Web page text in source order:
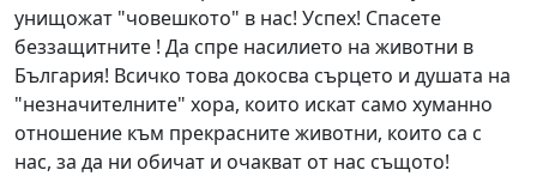
унищожат "човешкото" в нас! Успех! Спасете
беззащитните ! Да спре насилието на животни в
България! Всичко това докосва сърцето и душата на
"незначителните" хора, които искат само хуманно
отношение към прекрасните животни, които са с
нас, за да ни обичат и очакват от нас същото!